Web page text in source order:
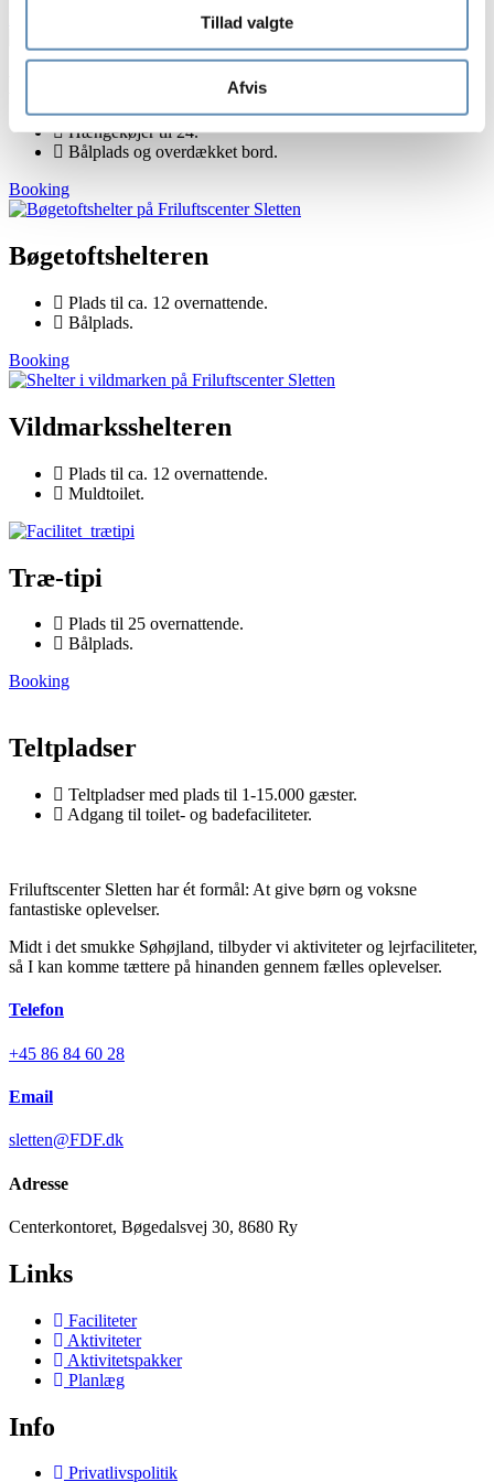
Tillad valgte
Afvis
Hængekøjer til 24.
Bålplads og overdækket bord.
Booking
Bøgetoftshelteren
Plads til ca. 12 overnattende.
Bålplads.
Booking
Vildmarksshelteren
Plads til ca. 12 overnattende.
Muldtoilet.
Træ-tipi
Plads til 25 overnattende.
Bålplads.
Booking
Teltpladser
Teltpladser med plads til 1-15.000 gæster.
Adgang til toilet- og badefaciliteter.
Friluftscenter Sletten har ét formål: At give børn og voksne
fantastiske oplevelser.
Midt i det smukke Søhøjland, tilbyder vi aktiviteter og lejrfaciliteter,
så I kan komme tættere på hinanden gennem fælles oplevelser.
Telefon
+45 86 84 60 28
Email
sletten@FDF.dk
Adresse
Centerkontoret, Bøgedalsvej 30, 8680 Ry
Links
Faciliteter
Aktiviteter
Aktivitetspakker
Planlæg
Info
Privatlivspolitik